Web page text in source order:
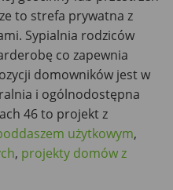
to strefa prywatna z
Sypialnia rodziców
co zapewnia
domowników jest w
i ogólnodostępna
46 to projekt z
użytkowym,
, projekty domów z